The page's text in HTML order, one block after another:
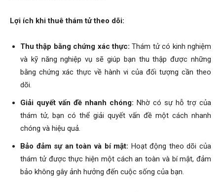
tham
phong,
Lợi ích khi thuê thám tử theo dõi:
Thu thập bằng chứng xác thực: Thám tử có kinh nghiệm
và kỹ năng nghiệp vụ sẽ giúp bạn thu thập được những
bằng chứng xác thực về hành vi của đối tượng cần theo
dõi.
Giải quyết vấn đề nhanh chóng: Nhờ có sự hỗ trợ của
thám tử, bạn có thể giải quyết vấn đề một cách nhanh
chóng và hiệu quả.
Bảo đảm sự an toàn và bí mật: Hoạt động theo dõi của
thám tử được thực hiện một cách an toàn và bí mật, đảm
bảo không gây ảnh hưởng đến cuộc sống của bạn.